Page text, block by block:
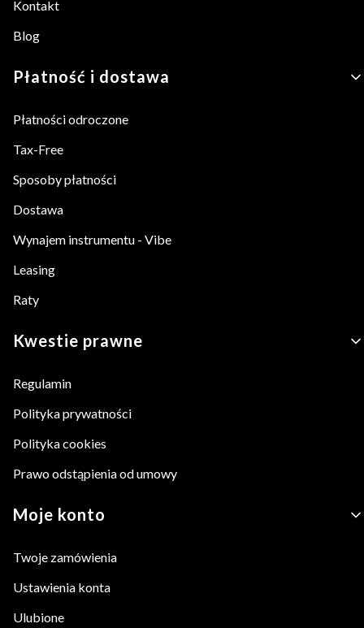
Kontakt
Blog
Płatność i dostawa
Płatności odroczone
Tax-Free
Sposoby płatności
Dostawa
Wynajem instrumentu - Vibe
Leasing
Raty
Kwestie prawne
Regulamin
Polityka prywatności
Polityka cookies
Prawo odstąpienia od umowy
Moje konto
Twoje zamówienia
Ustawienia konta
Ulubione